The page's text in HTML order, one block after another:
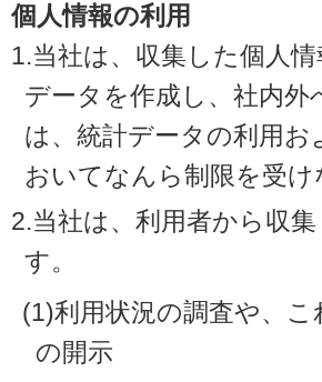
個人情報の利用
1.当社は、収集した個人
データを作成し、社内
は、統計データの利用
おいてなんら制限を受
2.当社は、利用者から収
す。
(1)利用状況の調査や、
の開示